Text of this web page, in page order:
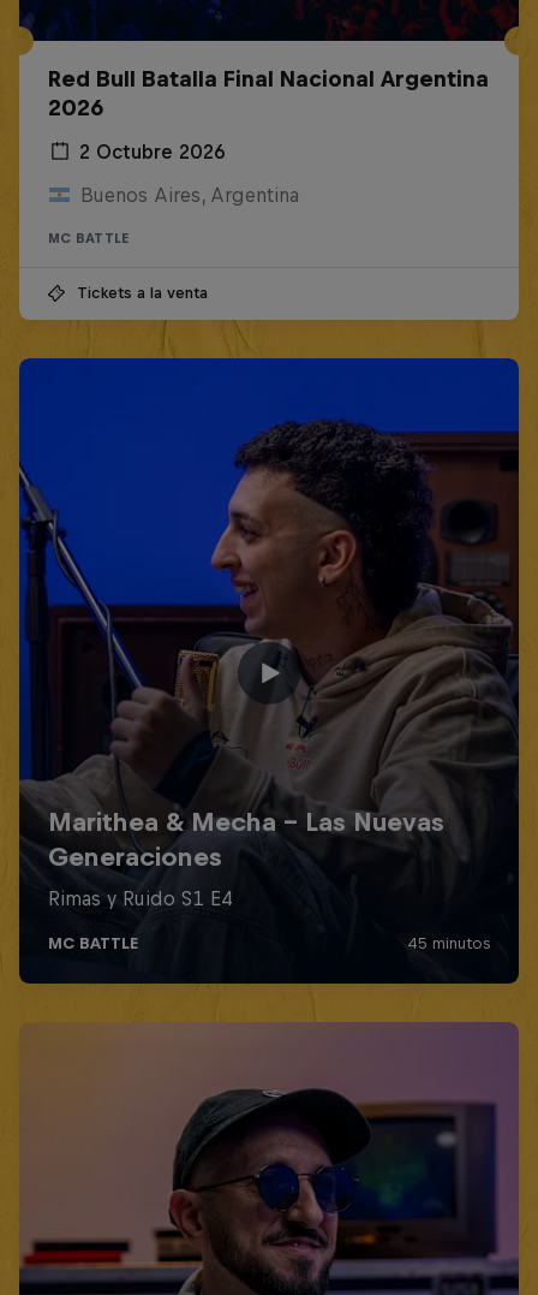
Red Bull Batalla Final Nacional Argentina
2026
2 Octubre 2026
Buenos Aires, Argentina
MC BATTLE
Tickets a la venta